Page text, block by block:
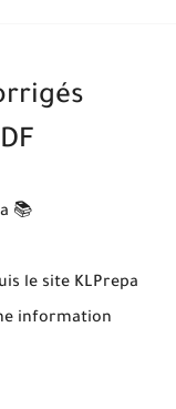
📚
le site KLPrepa
information